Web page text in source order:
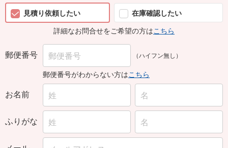
見積り依頼したい
在庫確認したい
詳細なお問合せをご希望の方はこちら
郵便番号 （ハイフン無し）
郵便番号がわからない方はこちら
お名前
ふりがな